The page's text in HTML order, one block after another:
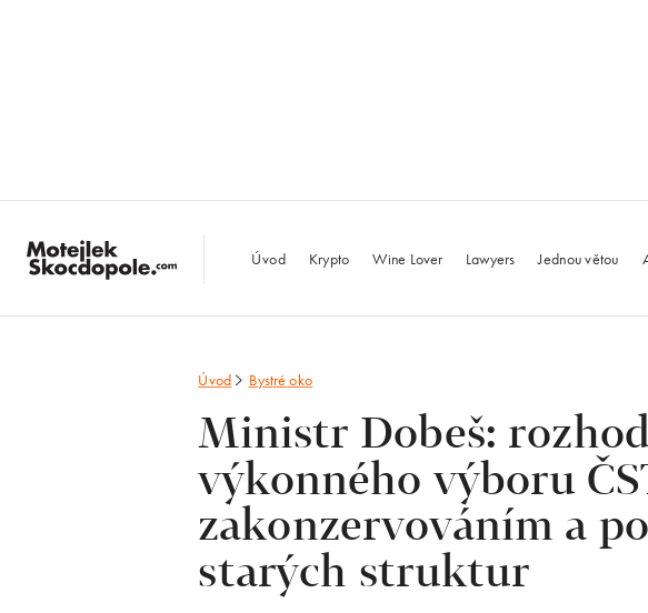
Úvod Krypto Wine Lover Lawyers Jednou větou
Úvod Bystré oko
Ministr Dobeš:
výkonného výboru
zakonzervováním a
starých struktur